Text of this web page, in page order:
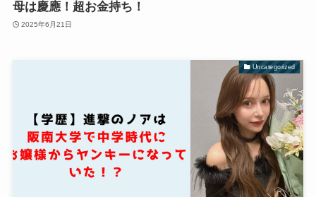
母は慶應！超お金持ち！
2025年6月21日
Uncategorized